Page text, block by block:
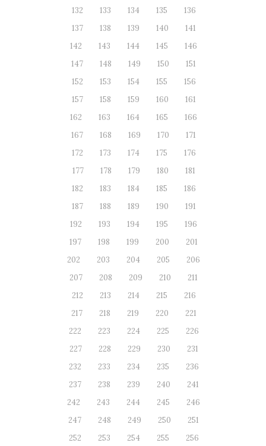
132
133 134 135
136
137
138 139 140
141
142
143 144 145
146
147
148 149 150
151
152
153 154 155
156
157
158 159 160
161
162
163 164 165
166
167
168 169 170
171
172
173 174 175
176
177
178 179 180
181
182
183 184 185
186
187
188 189 190
191
192
193 194 195
196
197
198 199 200
201
202
203 204 205
206
207
208 209 210
211
212
213 214 215
216
217
218 219 220
221
222
223 224 225
226
227
228 229 230
231
232
233 234 235
236
237
238 239 240
241
242
243 244 245
246
247
248 249 250
251
252
253 254 255
256